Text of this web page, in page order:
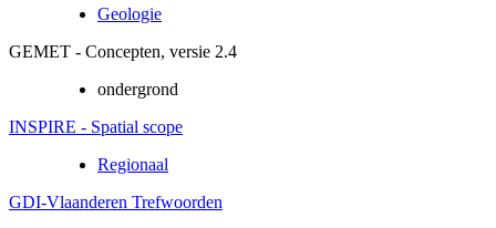
Geologie
GEMET - Concepten, versie 2.4
ondergrond
INSPIRE - Spatial scope
Regionaal
GDI-Vlaanderen Trefwoorden